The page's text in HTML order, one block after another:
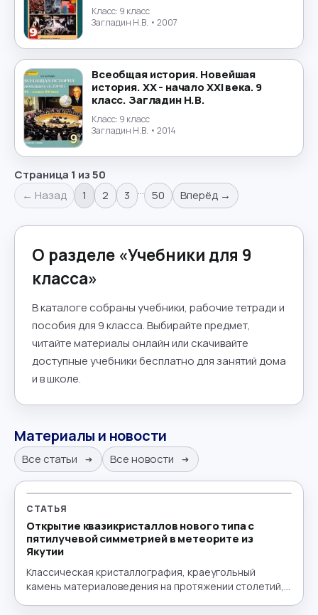
Класс: 9 класс
Загладин Н.В. • 2007
Всеобщая история. Новейшая
история. XX - начало XXI века. 9
класс. Загладин Н.В.
Класс: 9 класс
Загладин Н.В. • 2014
Страница 1 из50
← Назад
1 2 3 … 50 Вперёд →
О разделе «Учебники для 9
класса»
В каталоге собраны учебники, рабочие тетради и
пособия для 9 класса. Выбирайте предмет,
читайте материалы онлайн или скачивайте
доступные учебники бесплатно для занятий дома
и в школе.
Материалы и новости
Все статьи Все новости
СТАТЬЯ
Открытие квазикристаллов нового типа с
пятилучевой симметрией в метеорите из
Якутии
Классическая кристаллография, краеугольный
камень материаловедения на протяжении столетий,